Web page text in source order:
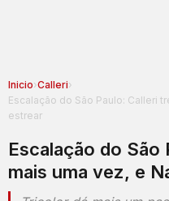
Inicio›Calleri›
Escalação do São Paulo: Calleri
estrear
Escalação do São
mais uma vez, e